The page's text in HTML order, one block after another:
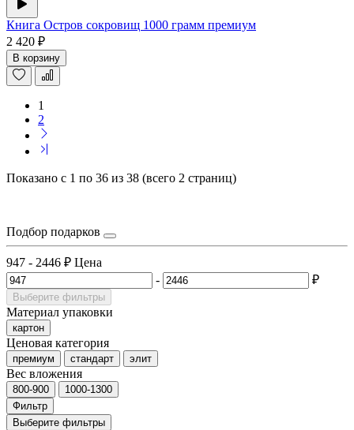
Книга Остров сокровищ 1000 грамм премиум
2 420 ₽
В корзину
1
2
Показано с 1 по 36 из 38 (всего 2 страниц)
Подбор подарков
947 - 2446 ₽ Цена
-
₽
Выберите фильтры
Материал упаковки
картон
Ценовая категория
премиум стандарт элит
Вес вложения
800-900
1000-1300
Фильтр
Выберите фильтры